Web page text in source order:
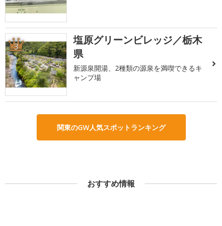
3
塩原グリーンビレッジ／栃木
県
新源泉開湯、2種類の源泉を満喫できるキ
ャンプ場
関東のGW人気スポットランキング
おすすめ情報